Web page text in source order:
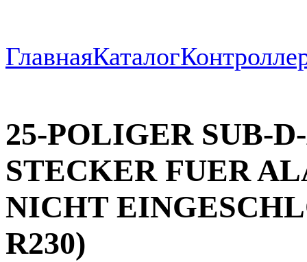
ГлавнаяКаталог
25-POLIGER SUB-
STECKER FUER
NICHT
R230)